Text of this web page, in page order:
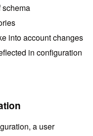
schema
into account changes
in configuration
a user